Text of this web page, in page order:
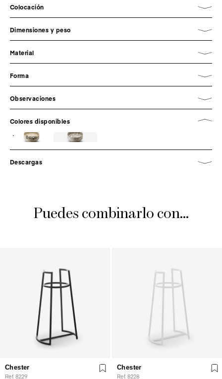
Colocación
Dimensiones y peso
Material
Forma
Observaciones
Colores disponibles
Beige
Descargas
Puedes combinarlo con...
Chester
Ref. 8229
Chester
Ref. 8228